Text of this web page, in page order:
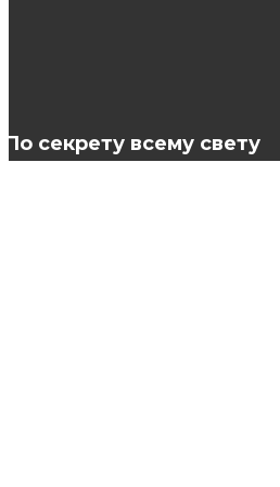
По секрету всему свету